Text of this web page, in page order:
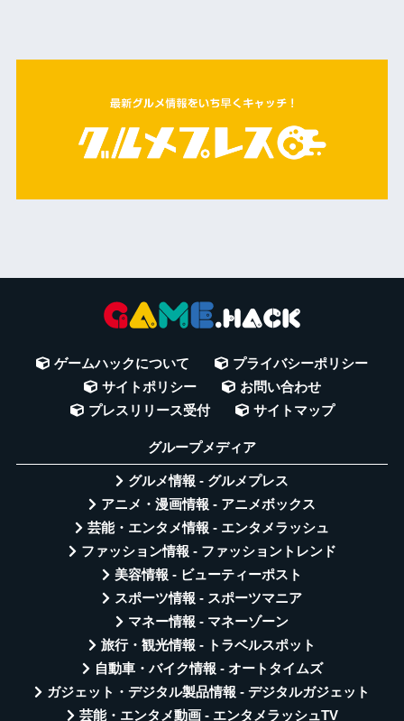
ゲームハックについて
プライバシーポリシー
サイトポリシー
お問い合わせ
プレスリリース受付
サイトマップ
グループメディア
グルメ情報 - グルメプレス
アニメ・漫画情報 - アニメボックス
芸能・エンタメ情報 - エンタメラッシュ
ファッション情報 - ファッショントレンド
美容情報 - ビューティーポスト
スポーツ情報 - スポーツマニア
マネー情報 - マネーゾーン
旅行・観光情報 - トラベルスポット
自動車・バイク情報 - オートタイムズ
ガジェット・デジタル製品情報 - デジタルガジェット
芸能・エンタメ動画 - エンタメラッシュTV